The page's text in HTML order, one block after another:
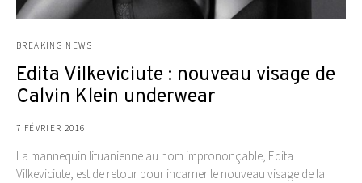
BREAKING NEWS
Edita Vilkeviciute : nouveau visage de
Calvin Klein underwear
7 FÉVRIER 2016
La mannequin lituanienne au nom imprononçable, Edita
Vilkeviciute, est de retour pour incarner le nouveau visage de la